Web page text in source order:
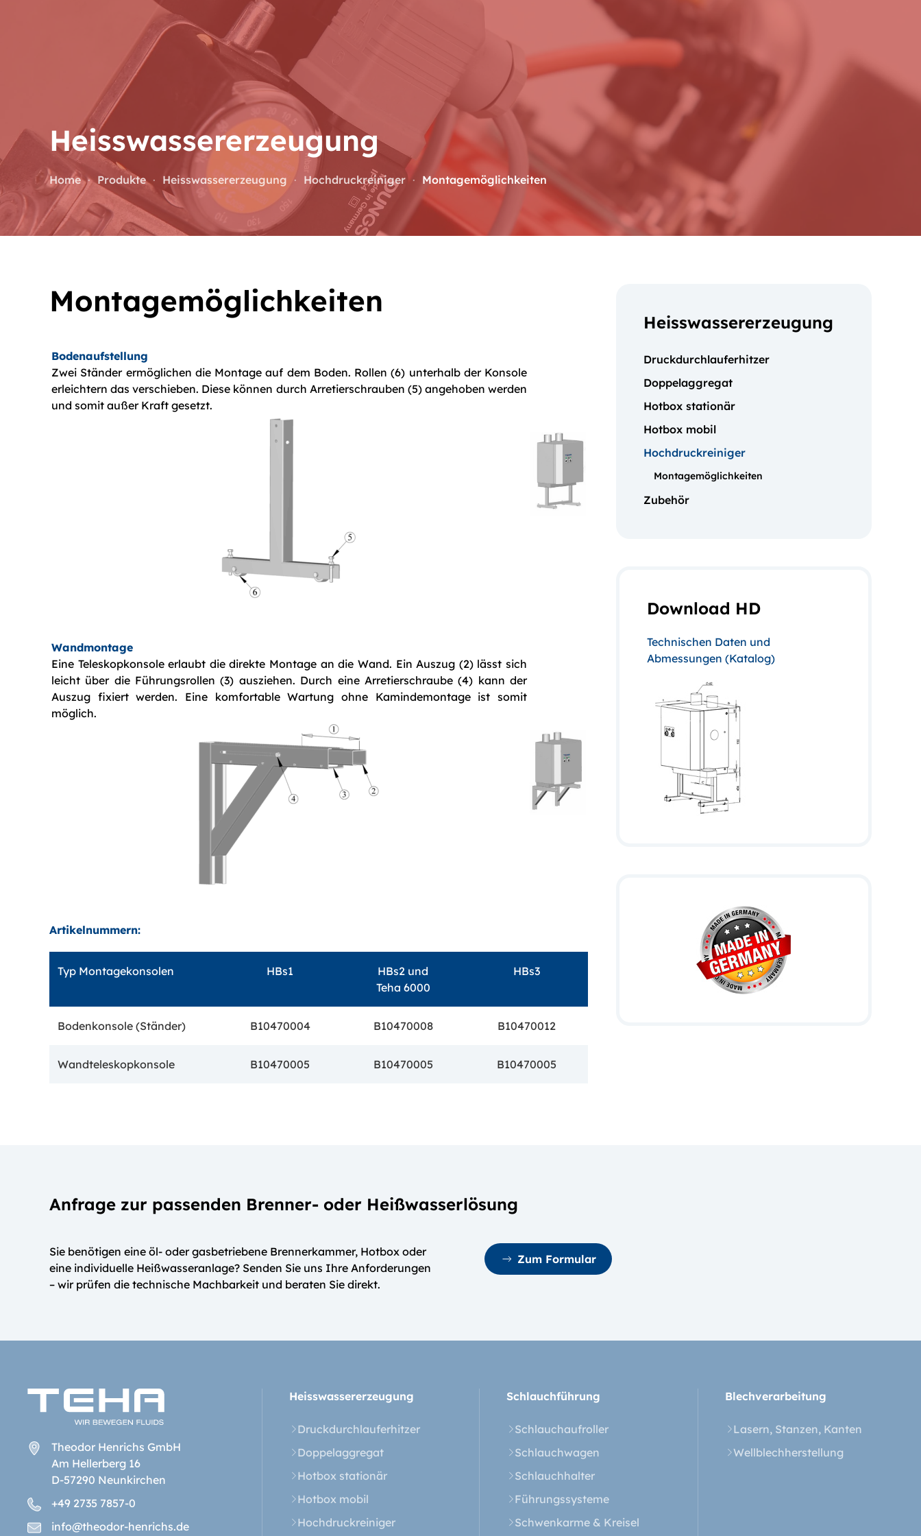
Zum Hauptinhalt springen Home UnternehmenAnfrage
Heisswasser­erzeugung
Home Produkte Heisswassererzeugung Hochdruckreiniger Montagemöglichkeiten
Montagemöglichkeiten
Bodenaufstellung
Zwei Ständer ermöglichen die Montage auf dem Boden. Rollen (6) unterhalb der Konsole
erleichtern das verschieben. Diese können durch Arretierschrauben (5) angehoben werden
und somit außer Kraft gesetzt.
Wandmontage
Eine Teleskopkonsole erlaubt die direkte Montage an die Wand. Ein Auszug (2) lässt sich
leicht über die Führungsrollen (3) ausziehen. Durch eine Arretierschraube (4) kann der
Auszug fixiert werden. Eine komfortable Wartung ohne Kamindemontage ist somit
möglich.
Artikelnummern:
Typ Montagekonsolen HBs1
HBs2 und
Teha 6000
HBs3
Bodenkonsole (Ständer) B10470004 B10470008 B10470012
Wandteleskopkonsole B10470005 B10470005 B10470005
Heisswassererzeugung
Druckdurchlauferhitzer
Doppelaggregat
Hotbox stationär
Hotbox mobil
Hochdruckreiniger
Montagemöglichkeiten
Zubehör
Download HD
Technischen Daten und
Abmessungen (Katalog)
Anfrage zur passenden Brenner- oder Heißwasserlösung
Sie benötigen eine öl- oder gasbetriebene Brennerkammer, Hotbox oder
eine individuelle Heißwasseranlage? Senden Sie uns Ihre Anforderungen
– wir prüfen die technische Machbarkeit und beraten Sie direkt.
Zum Formular
Theodor Henrichs GmbH
Am Hellerberg 16
D-57290 Neunkirchen
+49 2735 7857-0
info@theodor-henrichs.de
Heisswasser­erzeugung
Druckdurchlauferhitzer
Doppelaggregat
Hotbox stationär
Hotbox mobil
Hochdruckreiniger
Schlauchführung
Schlauchaufroller
Schlauchwagen
Schlauchhalter
Führungssysteme
Schwenkarme & Kreisel
Blech­verarbeitung
Lasern, Stanzen, Kanten
Wellblechherstellung